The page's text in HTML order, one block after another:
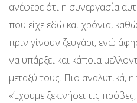
ανέφερε ότι η συνεργασία
που είχε εδώ και χρόνια,
πριν γίνουν ζευγάρι, ενώ
να υπάρξει και κάποια
μεταξύ τους. Πιο αναλυτικά, η
«Έχουμε ξεκινήσει τις